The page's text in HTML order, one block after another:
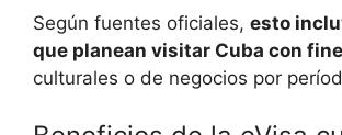
Según fuentes oficiales, esto
que planean visitar Cuba con
culturales o de negocios por